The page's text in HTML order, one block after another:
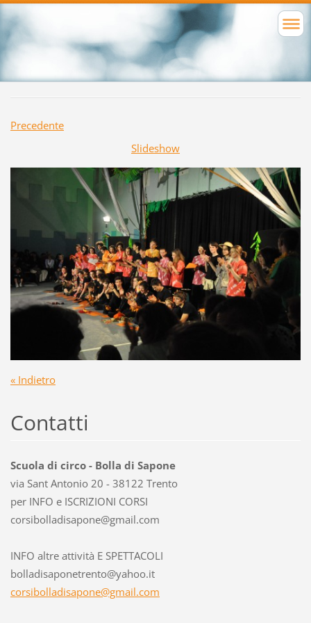
Precedente
Slideshow
« Indietro
Contatti
Scuola di circo - Bolla di Sapone
via Sant Antonio 20 - 38122 Trento
per INFO e ISCRIZIONI CORSI
corsibolladisapone@gmail.com
INFO altre attività E SPETTACOLI
bolladisaponetrento@yahoo.it
corsibolladisapone@gmail.com